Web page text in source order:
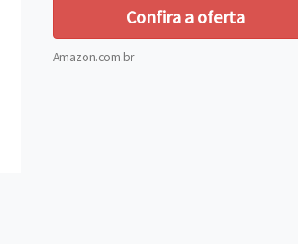
Confira a oferta
Amazon.com.br